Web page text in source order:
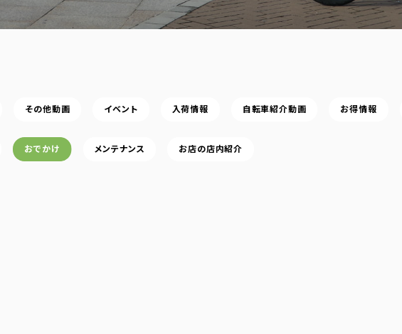
その他動画 イベント 入荷情報 自転車紹介動画 お得情報
おでかけ メンテナンス お店の店内紹介